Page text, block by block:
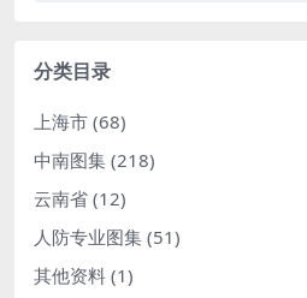
分类目录
上海市 (68)
中南图集 (218)
云南省 (12)
人防专业图集 (51)
其他资料 (1)